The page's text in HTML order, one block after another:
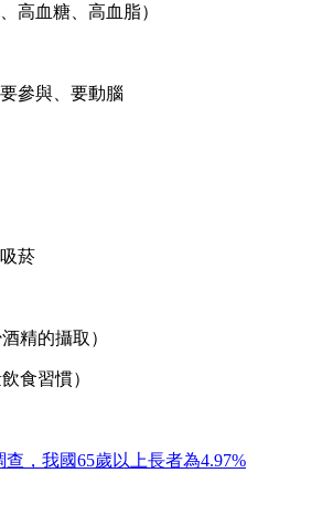
高血糖、高血脂）
參與、要動腦
菸
精的攝取）
食習慣）
，我國65歲以上長者為4.97%